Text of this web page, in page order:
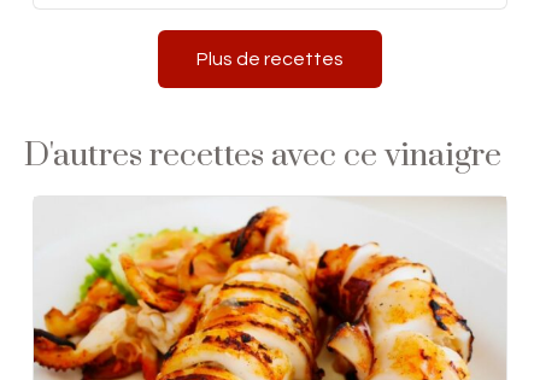
Plus de recettes
D'autres recettes avec ce vinaigre